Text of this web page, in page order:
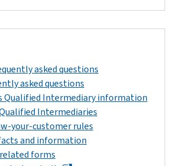
asked questions
asked questions
Qualified Intermediary information
Intermediaries
your-customer rules
and information
forms